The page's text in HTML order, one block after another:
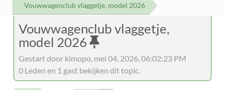
Vouwwagenclub vlaggetje, model 2026
Vouwwagenclub vlaggetje,
model 2026
Gestart door kimopo, mei 04, 2026, 06:02:23 PM
0 Leden en 1 gast bekijken dit topic.